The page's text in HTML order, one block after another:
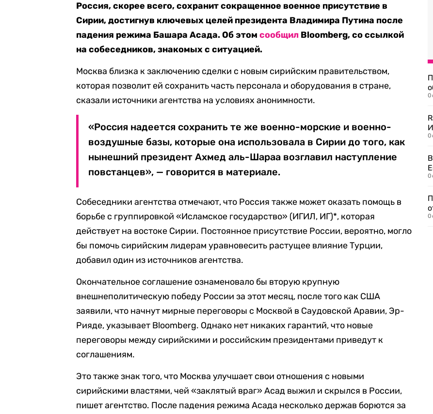
Россия, скорее всего, сохранит сокращенное военное присутствие в
Сирии, достигнув ключевых целей президента Владимира Путина после
падения режима Башара Асада. Об этомсообщил Bloomberg, со ссылкой
на собеседников, знакомых с ситуацией.
Москва близка к заключению сделки с новым сирийским правительством,
которая позволит ей сохранить часть персонала и оборудования в стране,
сказали источники агентства на условиях анонимности.
«Россия надеется сохранить те же военно-морские и военно-
воздушные базы, которые она использовала в Сирии до того, как
нынешний президент Ахмед аль-Шараа возглавил наступление
повстанцев», — говорится в материале.
Собеседники агентства отмечают, что Россия также может оказать помощь в
борьбе с группировкой «Исламское государство» (ИГИЛ, ИГ)*, которая
действует на востоке Сирии. Постоянное присутствие России, вероятно, могло
бы помочь сирийским лидерам уравновесить растущее влияние Турции,
добавил один из источников агентства.
Окончательное соглашение ознаменовало бы вторую крупную
внешнеполитическую победу России за этот месяц, после того как США
заявили, что начнут мирные переговоры с Москвой в Саудовской Аравии, Эр-
Рияде, указывает Bloomberg. Однако нет никаких гарантий, что новые
переговоры между сирийскими и российским президентами приведут к
соглашениям.
Это также знак того, что Москва улучшает свои отношения с новыми
сирийскими властями, чей «заклятый враг» Асад выжил и скрылся в России,
пишет агентство. После падения режима Асада несколько держав борются за